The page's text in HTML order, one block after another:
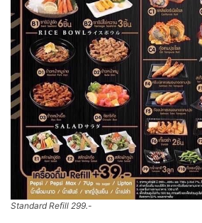
Standard Refill 299.-